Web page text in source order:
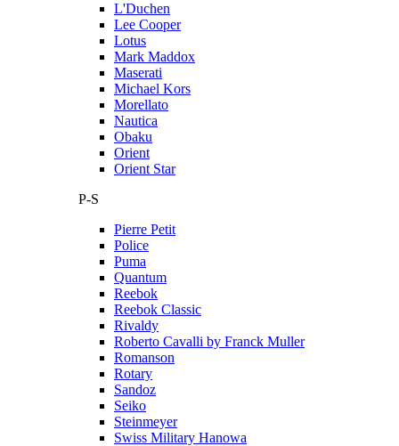
L'Duchen
Lee Cooper
Lotus
Mark Maddox
Maserati
Michael Kors
Morellato
Nautica
Obaku
Orient
Orient Star
P-S
Pierre Petit
Police
Puma
Quantum
Reebok
Reebok Classic
Rivaldy
Roberto Cavalli by Franck Muller
Romanson
Rotary
Sandoz
Seiko
Steinmeyer
Swiss Military Hanowa